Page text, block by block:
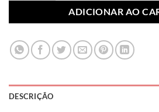
ADICIONAR AO
DESCRIÇÃO